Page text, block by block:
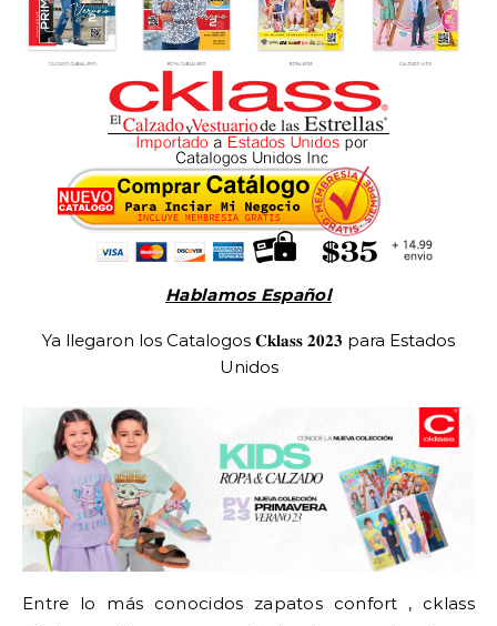
Hablamos Español
Ya llegaron los Catalogos 𝐂𝐤𝐥𝐚𝐬𝐬 𝟐𝟎𝟐𝟑 para Estados
Unidos
Entre lo más conocidos zapatos confort , cklass